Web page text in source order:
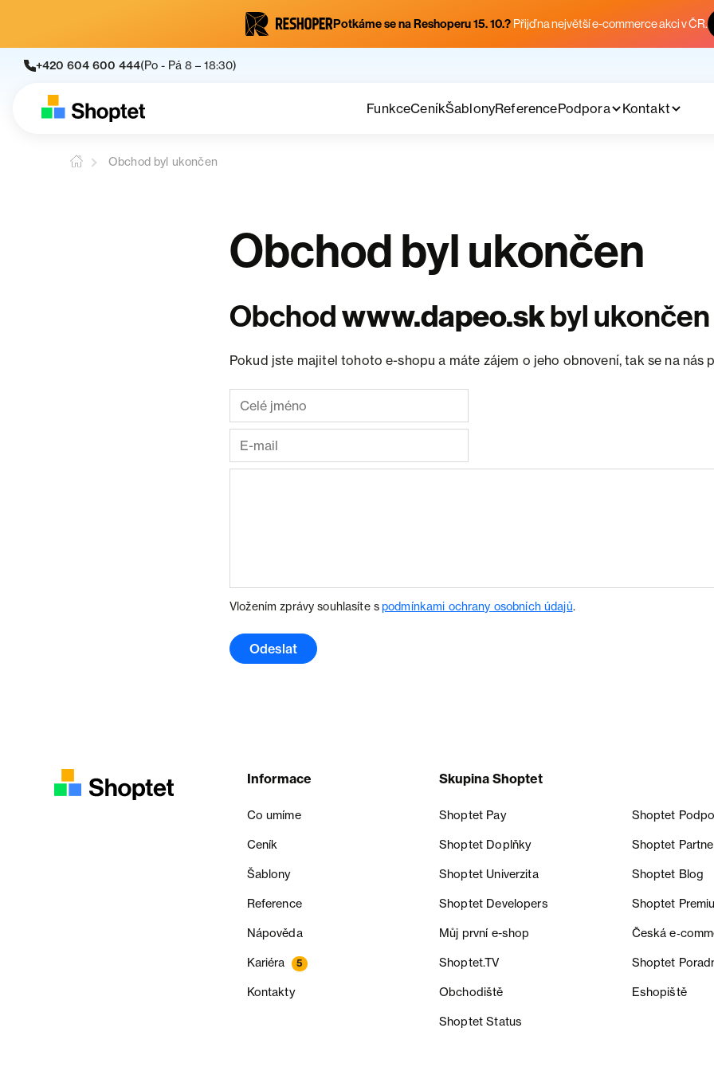
Potkáme se na Reshoperu 15. 10.? Přijď na největší e-commerce akci v ČR.
+420 604 600 444(Po - Pá 8 – 18:30)
FunkceCeníkŠablonyReferencePodpora Kontakt
Obchod byl ukončen
Obchod byl ukončen
Obchodwww.dapeo.skbyl ukončen
Pokud jste majitel tohoto e-shopu a máte zájem o jeho obnovení, tak se na nás
Vložením zprávy souhlasíte spodmínkami ochrany osobních údajů.
Odeslat
Informace
Co umíme
Ceník
Šablony
Reference
Nápověda
Kariéra 5
Kontakty
Skupina Shoptet
Shoptet Pay Shoptet
Shoptet Doplňky Shoptet
Shoptet Univerzita Shoptet Blog
Shoptet Developers Shoptet
Můj první e-shop Česká
Shoptet.TV Shoptet
Obchodiště Eshopiště
Shoptet Status